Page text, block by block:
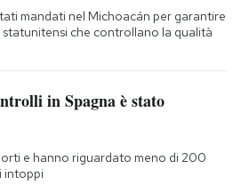
mandati nel Michoacán per garantire
che controllano la qualità
in Spagna è stato
e hanno riguardato meno di 200
intoppi